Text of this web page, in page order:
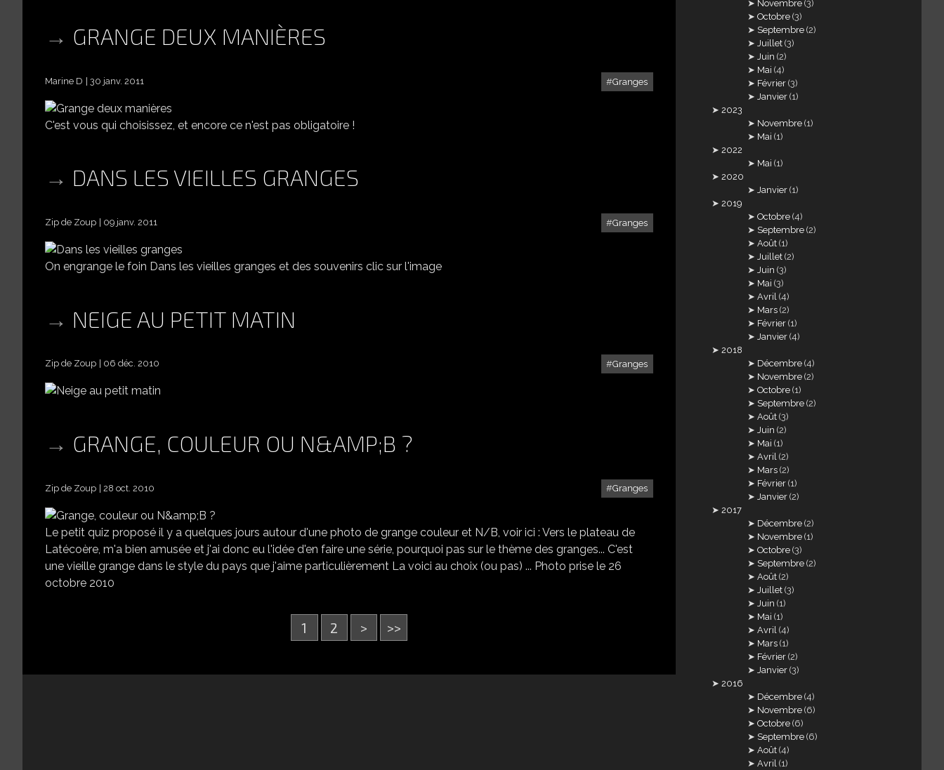
GRANGE DEUX MANIÈRES
Granges
Marine D 30 janv. 2011 GRANGE DEUX MANIÈRES
C'est vous qui choisissez, et encore ce n'est pas obligatoire !
DANS LES VIEILLES GRANGES
Granges
Zip de Zoup 09 janv. 2011 DANS LES VIEILLES GRANGES
On engrange le foin Dans les vieilles granges et des souvenirs clic sur l'image
NEIGE AU PETIT MATIN
Granges
Zip de Zoup 06 déc. 2010 NEIGE AU PETIT MATIN
GRANGE, COULEUR OU N&AMP;B ?
Granges
Zip de Zoup 28 oct. 2010 GRANGE, COULEUR OU N&AMP;B ?
Le petit quiz proposé il y a quelques jours autour d'une photo de grange couleur et N/B, voir ici : Vers le plateau de
Latécoère, m'a bien amusée et j'ai donc eu l'idée d'en faire une série, pourquoi pas sur le thème des granges... C'est
une vieille grange dans le style du pays que j'aime particulièrement La voici au choix (ou pas) ... Photo prise le 26
octobre 2010
1 2 > >>
Novembre (3)
Octobre (3)
Septembre (2)
Juillet (3)
Juin (2)
Mai (4)
Février (3)
Janvier (1)
2023
Novembre (1)
Mai (1)
2022
Mai (1)
2020
Janvier (1)
2019
Octobre (4)
Septembre (2)
Août (1)
Juillet (2)
Juin (3)
Mai (3)
Avril (4)
Mars (2)
Février (1)
Janvier (4)
2018
Décembre (4)
Novembre (2)
Octobre (1)
Septembre (2)
Août (3)
Juin (2)
Mai (1)
Avril (2)
Mars (2)
Février (1)
Janvier (2)
2017
Décembre (2)
Novembre (1)
Octobre (3)
Septembre (2)
Août (2)
Juillet (3)
Juin (1)
Mai (1)
Avril (4)
Mars (1)
Février (2)
Janvier (3)
2016
Décembre (4)
Novembre (6)
Octobre (6)
Septembre (6)
Août (4)
Avril (1)